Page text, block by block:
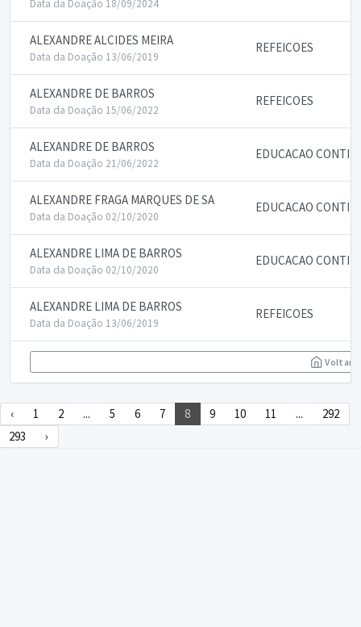
Data da Doação 18/09/2024
ALEXANDRE ALCIDES MEIRA
Data da Doação 13/06/2019
REFEICOES
ALEXANDRE DE BARROS
Data da Doação 15/06/2022
REFEICOES
ALEXANDRE DE BARROS
Data da Doação 21/06/2022
EDUCACAO
ALEXANDRE FRAGA MARQUES DE SA
Data da Doação 02/10/2020
EDUCACAO
ALEXANDRE LIMA DE BARROS
Data da Doação 02/10/2020
EDUCACAO
ALEXANDRE LIMA DE BARROS
Data da Doação 13/06/2019
REFEICOES
Voltar
‹ 1 2 ... 5 6 7 8 9 10 11 ...
292
293
›